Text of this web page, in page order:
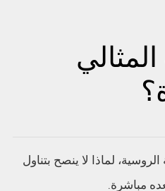
لماذا لا ينصح بتناول
مباشرة.